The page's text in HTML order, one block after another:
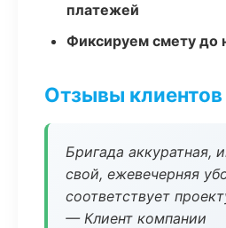
платежей
Фиксируем смету до
Отзывы клиентов
Бригада аккуратная,
свой, ежевечерняя
соответствует
— Клиент компании